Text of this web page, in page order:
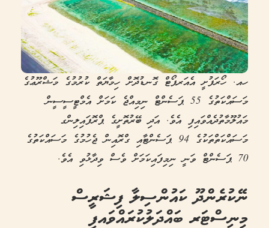
ހއ. ހޯރަފުށީ އެއަރޕޯޓް ގޮނޑުދޮށް ހިމާޔަތް ކުރުމުގެ މަޝްރޫޢުގެ
މަސައްކަތުގެ 55 ޕަސެންޓް ނިމިއްޖެ ކަމަށް އެމްޓީސީސީން
މައުލޫމާތުދެއްވައިފި އެވެ. އަދި ބޭރުތޮށީގެ ޕްރޮފައިލިންގ
މަސައްކަތްތަކުގެ 94 ޕަސެންޓާއި ގްރޮއިން ޖެހުމުގެ މަސައްކަތުގެ
70 ޕަސެންޓް ވަނީ ނިމިފައިކަމަށް ވެސް ވިދާޅުވި އެވެ.
ނޭކުރެންދޫ ކައުންސިލާ ފިޝަރީސް
މިނިސްޓަރ ބައްދަލުކުރައްވައފި